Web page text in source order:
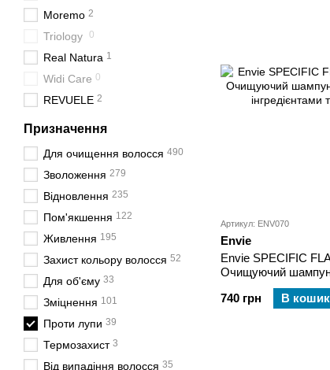
Артикул: ENV070
Envie
Envie SPECIFIC
Очищуючий
інгредієнтами та
740 грн
В кошик
Moremo 2
Triology 0
Real Natura 1
Widi Care 0
REVUELE 2
Призначення
Для очищення волосся 490
Зволоження 279
Відновлення 235
Пом'якшення 122
Живлення 195
Захист кольору волосся 52
Для об'єму 33
Зміцнення 101
Проти лупи 39
Термозахист 3
Від випадіння волосся 35